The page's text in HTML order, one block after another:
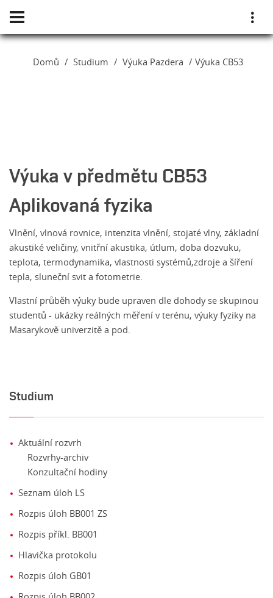
Domů Studium Výuka Pazdera Výuka CB53
Výuka v předmětu CB53
Aplikovaná fyzika
Vlnění, vlnová rovnice, intenzita vlnění, stojaté vlny, základní
akustiké veličiny, vnitřní akustika, útlum, doba dozvuku,
teplota, termodynamika, vlastnosti systémů,zdroje a šíření
tepla, sluneční svit a fotometrie.
Vlastní průběh výuky bude upraven dle dohody se skupinou
studentů - ukázky reálných měření v terénu, výuky fyziky na
Masarykově univerzitě a pod.
Studium
Aktuální rozvrh
Rozvrhy-archiv
Konzultační hodiny
Seznam úloh LS
Rozpis úloh BB001 ZS
Rozpis příkl. BB001
Hlavička protokolu
Rozpis úloh GB01